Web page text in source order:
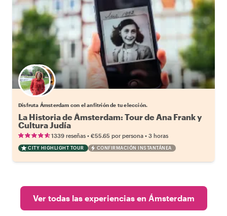
Elige tu local favorito
Disfruta Ámsterdam con el anfitrión de tu elección.
La Historia de Ámsterdam: Tour de Ana Frank y
Cultura Judía
1339 reseñas • €55.65 por persona • 3 horas
CITY HIGHLIGHT TOUR CONFIRMACIÓN INSTANTÁNEA
Ver todas las experiencias en Ámsterdam